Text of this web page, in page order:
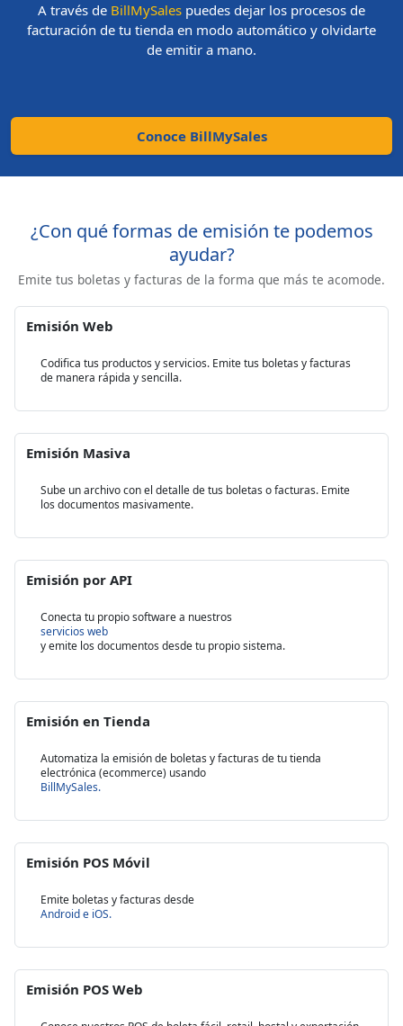
A través de BillMySales puedes dejar los procesos de
facturación de tu tienda en modo automático y olvidarte
de emitir a mano.
Conoce BillMySales
¿Con qué formas de emisión te podemos
ayudar?
Emite tus boletas y facturas de la forma que más te acomode.
Emisión Web
Codifica tus productos y servicios. Emite tus boletas y facturas
de manera rápida y sencilla.
Emisión Masiva
Sube un archivo con el detalle de tus boletas o facturas. Emite
los documentos masivamente.
Emisión por API
Conecta tu propio software a nuestros
servicios web
y emite los documentos desde tu propio sistema.
Emisión en Tienda
Automatiza la emisión de boletas y facturas de tu tienda
electrónica (ecommerce) usando
BillMySales.
Emisión POS Móvil
Emite boletas y facturas desde
Android e iOS.
Emisión POS Web